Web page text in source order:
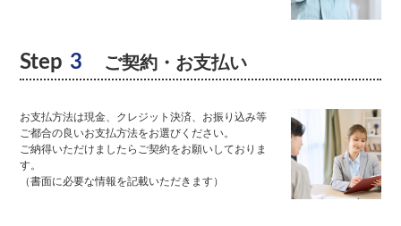
Step 3 ご契約・お支払い
お支払方法は現金、クレジット決済、お振り込み等
ご都合の良いお支払方法をお選びください。
ご納得いただけましたらご契約をお願いしておりま
す。
（書面に必要な情報を記載いただきます）